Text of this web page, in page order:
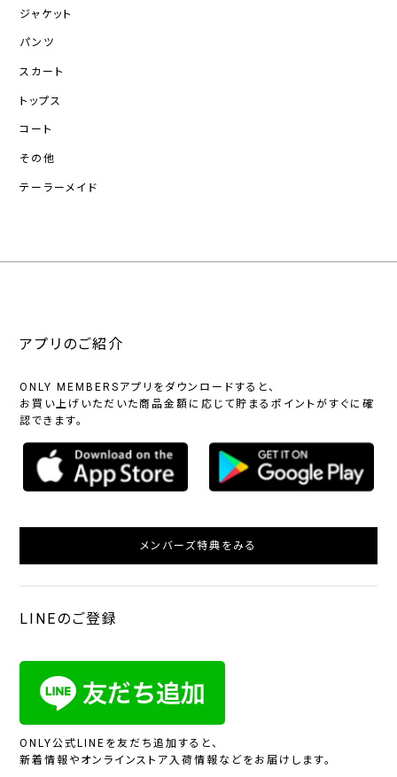
ジャケット
パンツ
スカート
トップス
コート
その他
テーラーメイド
アプリのご紹介
ONLY MEMBERSアプリをダウンロードすると、
お買い上げいただいた商品金額に応じて貯まるポイントがすぐに確
認できます。
メンバーズ特典をみる
LINEのご登録
ONLY公式LINEを友だち追加すると、
新着情報やオンラインストア入荷情報などをお届けします。